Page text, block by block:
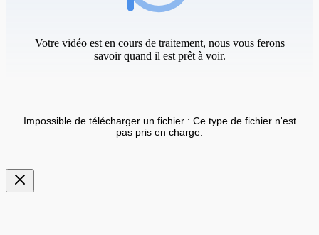
Votre vidéo est en cours de traitement, nous vous ferons
savoir quand il est prêt à voir.
Impossible de télécharger un fichier : Ce type de fichier n'est
pas pris en charge.